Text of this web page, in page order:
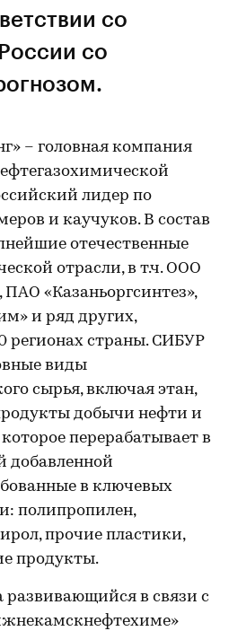
со
со
– головная компания
лидер по
и каучуков. В состав
отечественные
отрасли, в т.ч. ООО
«Казаньоргсинтез»,
и ряд других,
регионах страны. СИБУР
виды
сырья, включая этан,
добычи нефти и
перерабатывает в
добавленной
в ключевых
полипропилен,
прочие пластики,
продукты.
развивающийся в связи с